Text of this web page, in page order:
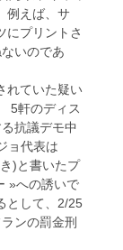
例えば、サ
にプリントさ
いのであ
れていた疑い
5軒のディス
抗議デモ中
ョ代表は
)と書いたプ
»への誘いで
として、2/25
ンの罰金刑